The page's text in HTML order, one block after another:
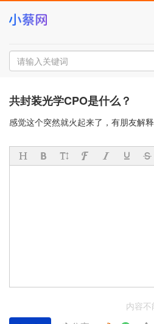
共封装光学CPO是什么？
感觉这个突然就火起来了，有朋友解
内容